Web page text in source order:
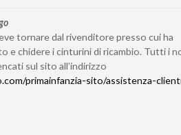
tornare dal rivenditore presso cui ha
e chidere i cinturini di ricambio. Tutti i
sul sito all’indirizzo
primainfanzia-sito/assistenza-